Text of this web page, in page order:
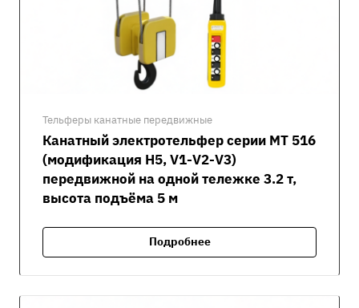
Тельферы канатные передвижные
Канатный электротельфер серии MT 516
(модификация H5, V1-V2-V3)
передвижной на одной тележке 3.2 т,
высота подъёма 5 м
Подробнее